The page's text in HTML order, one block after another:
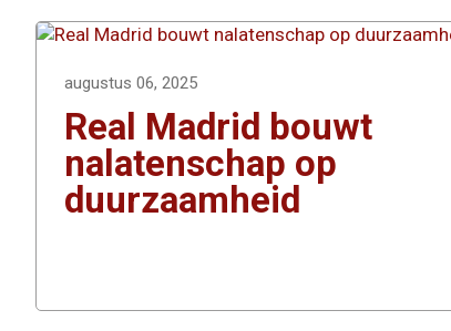
augustus 06, 2025
Real Madrid bouwt
nalatenschap op
duurzaamheid